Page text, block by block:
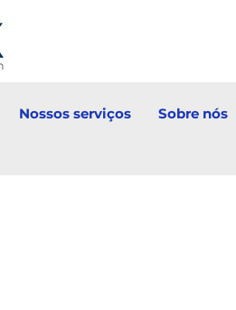
Nossos serviços Sobre nós